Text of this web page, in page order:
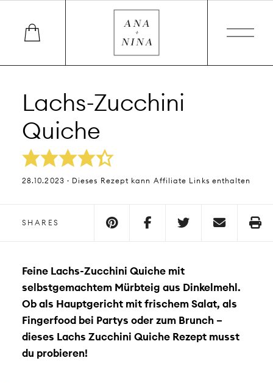
Lachs-Zucchini
Quiche
28.10.2023 · Dieses Rezept kann Affiliate Links enthalten
SHARES
Feine Lachs-Zucchini Quiche mit
selbstgemachtem Mürbteig aus Dinkelmehl.
Ob als Hauptgericht mit frischem Salat, als
Fingerfood bei Partys oder zum Brunch –
dieses Lachs Zucchini Quiche Rezept musst
du probieren!